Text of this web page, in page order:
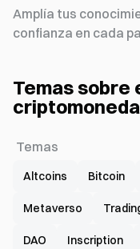
Amplía tus
confianza en cada
Temas sobre
Temas
Altcoins Bitcoin
Metaverso
DAO Inscription